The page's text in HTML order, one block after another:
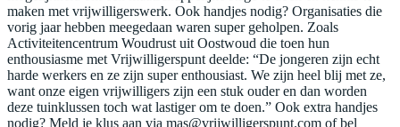
maken met vrijwilligerswerk. Ook handjes nodig? Organisaties die
vorig jaar hebben meegedaan waren super geholpen. Zoals
Activiteitencentrum Woudrust uit Oostwoud die toen hun
enthousiasme met Vrijwilligerspunt deelde: “De jongeren zijn echt
harde werkers en ze zijn super enthousiast. We zijn heel blij met ze,
want onze eigen vrijwilligers zijn een stuk ouder en dan worden
deze tuinklussen toch wat lastiger om te doen.” Ook extra handjes
nodig? Meld je klus aan via mas@vrijwilligerspunt.com of bel